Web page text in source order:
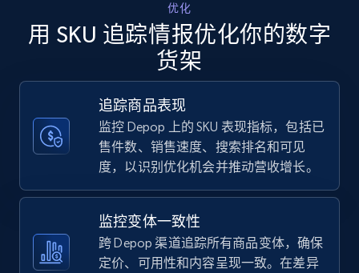
Walmart - products - Discover products by
using sku numbers
URL, Final price, Sku, Currency, Gtin,
Specifications, Image urls, Top reviews, and
more.
875+ 立即开始
URL, Title, Available, Description, Currency, Initial
price, Final price, Discount percent, and more.
优化
用 SKU 追踪情报优化你的数字
货架
追踪商品表现
监控 Depop 上的 SKU 表现指标，包括已
售件数、销售速度、搜索排名和可见
度，以识别优化机会并推动营收增长。
监控变体一致性
跨 Depop 渠道追踪所有商品变体，确保
定价、可用性和内容呈现一致。在差异